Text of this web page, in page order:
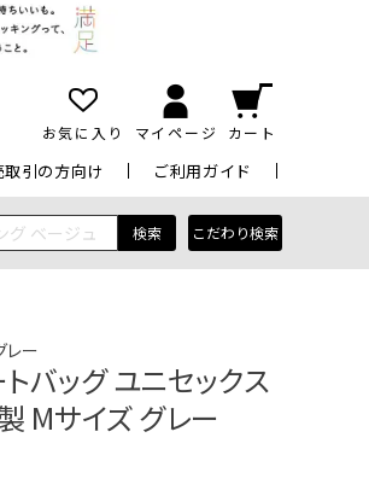
お気に入り マイページ カート
取引の方向け ご利用ガイド
検索 こだわり検索
ー
トバッグ ユニセックス
Mサイズ グレー